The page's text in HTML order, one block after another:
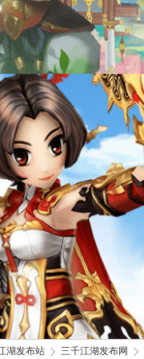
湖发布站 三千江湖发布网